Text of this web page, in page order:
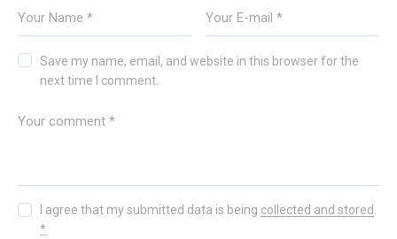
Save my name, email, and website in this browser for the
next time I comment.
I agree that my submitted data is being collected and stored
*